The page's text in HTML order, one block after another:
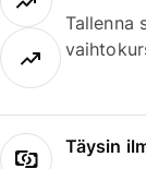
Tallenna
Täysin